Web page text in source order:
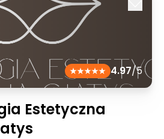
4.97/5
Estetyczna